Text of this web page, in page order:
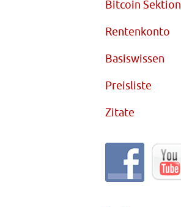
Bitcoin Sektion
Rentenkonto
Basiswissen
Preisliste
Zitate